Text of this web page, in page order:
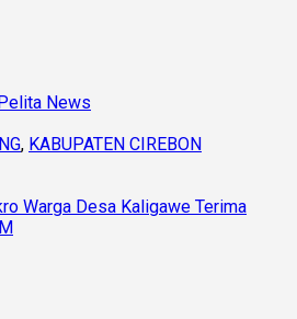
News
, KABUPATEN CIREBON